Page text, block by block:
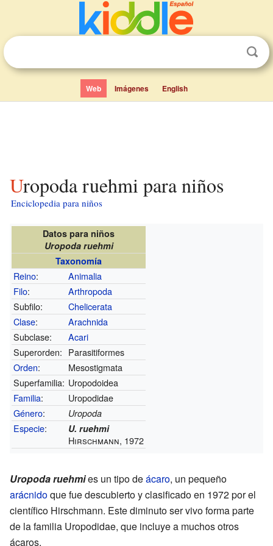
Web Imágenes English
Uropoda ruehmi para niños
Enciclopedia para niños
Datos para niños
Uropoda ruehmi
Taxonomía
Reino:
Animalia
Filo:
Arthropoda
Subfilo:
Chelicerata
Clase:
Arachnida
Subclase:
Acari
Superorden: Parasitiformes
Orden:
Mesostigmata
Superfamilia: Uropodoidea
Familia:
Uropodidae
Género: Uropoda
Especie: U. ruehmi
Hirschmann, 1972
Uropoda ruehmies un tipo deácaro, un pequeño
arácnidoque fue descubierto y clasificado en 1972 por el
científico Hirschmann. Este diminuto ser vivo forma parte
de la familia Uropodidae, que incluye a muchos otros
ácaros.